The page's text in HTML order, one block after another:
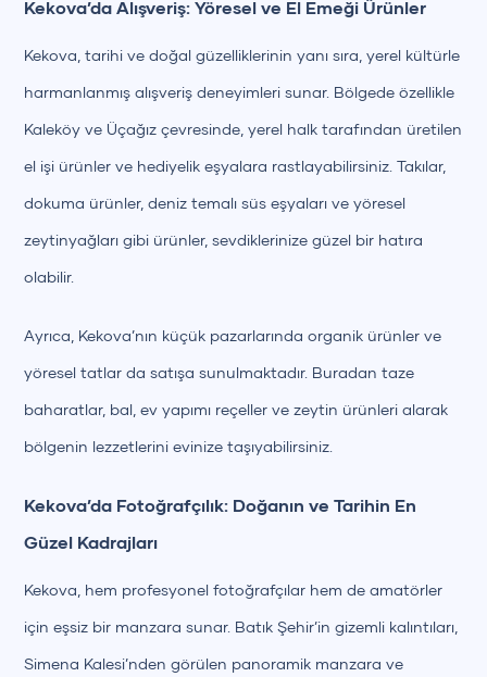
Kekova’da Alışveriş: Yöresel ve El Emeği Ürünler
Kekova, tarihi ve doğal güzelliklerinin yanı sıra, yerel kültürle
harmanlanmış alışveriş deneyimleri sunar. Bölgede özellikle
Kaleköy ve Üçağız çevresinde, yerel halk tarafından üretilen
el işi ürünler ve hediyelik eşyalara rastlayabilirsiniz. Takılar,
dokuma ürünler, deniz temalı süs eşyaları ve yöresel
zeytinyağları gibi ürünler, sevdiklerinize güzel bir hatıra
olabilir.
Ayrıca, Kekova’nın küçük pazarlarında organik ürünler ve
yöresel tatlar da satışa sunulmaktadır. Buradan taze
baharatlar, bal, ev yapımı reçeller ve zeytin ürünleri alarak
bölgenin lezzetlerini evinize taşıyabilirsiniz.
Kekova’da Fotoğrafçılık: Doğanın ve Tarihin En
Güzel Kadrajları
Kekova, hem profesyonel fotoğrafçılar hem de amatörler
için eşsiz bir manzara sunar. Batık Şehir’in gizemli kalıntıları,
Simena Kalesi’nden görülen panoramik manzara ve